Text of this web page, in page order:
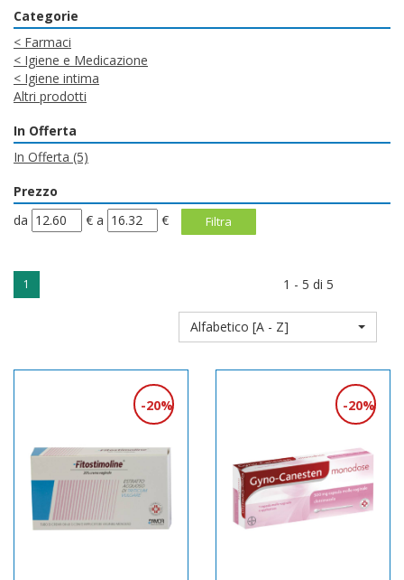
Categorie
< Farmaci
< Igiene e Medicazione
< Igiene intima
Altri prodotti
In Offerta
In Offerta (5)
Prezzo
filtra
da € filtra
a €
1 1 - 5 di 5
Alfabetico [A - Z]
20% 20%